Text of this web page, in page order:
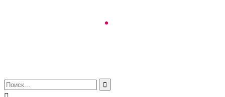
